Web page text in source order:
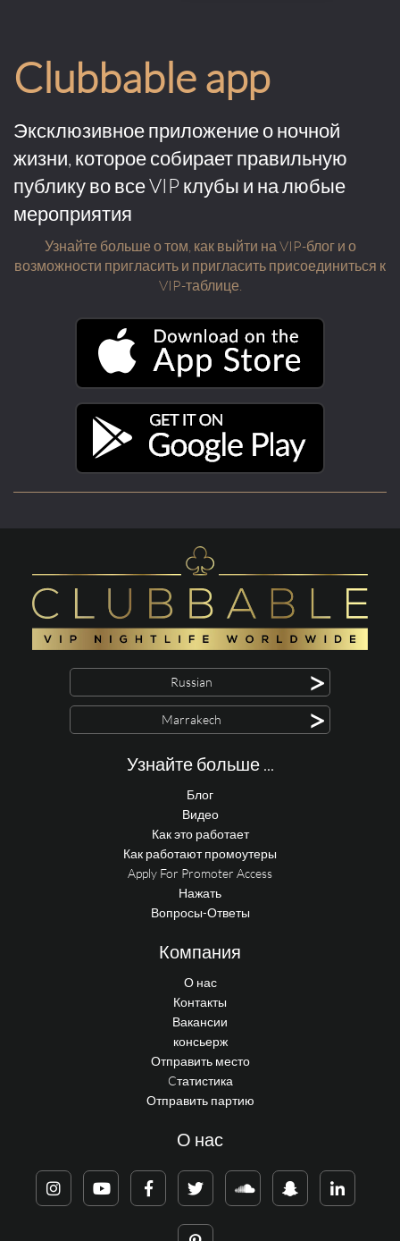
Clubbable app
Эксклюзивное приложение о ночной
жизни, которое собирает правильную
публику во все VIP клубы и на любые
мероприятия
Узнайте больше о том, как выйти на VIP-блог и о
возможности пригласить и пригласить присоединиться к
VIP-таблице.
Russian >
Marrakech >
Узнайте больше ...
Блог
Видео
Как это работает
Как работают промоутеры
Apply For Promoter Access
Нажать
Вопросы-Ответы
Компания
О нас
Контакты
Вакансии
консьерж
Отправить место
Cтатистика
Отправить партию
О нас